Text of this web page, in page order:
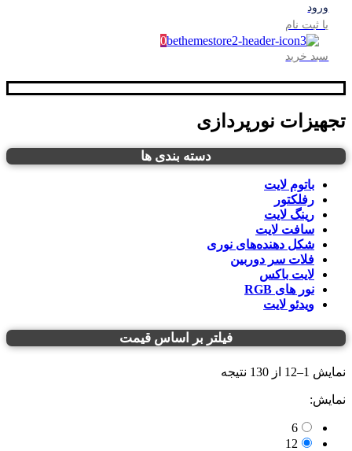
ورود
یا ثبت نام
0
سبد خرید
تجهیزات نورپردازی
دسته بندی ها
باتوم لایت
رفلکتور
رینگ لایت
سافت لایت
شکل‌ دهنده‌های نوری
فلات سر دوربین
لایت باکس
نور های RGB
ویدئو لایت
فیلتر بر اساس قیمت
نمایش 1–12 از 130 نتیجه
نمایش:
6
12